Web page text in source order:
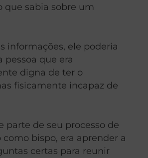
que sabia sobre um
informações, ele poderia
pessoa que era
digna de ter o
fisicamente incapaz de
parte de seu processo de
bispo, era aprender a
certas para reunir